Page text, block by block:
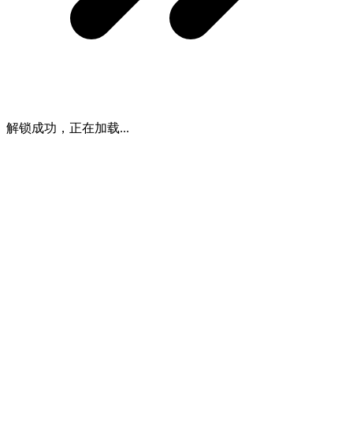
解锁成功，正在加载...